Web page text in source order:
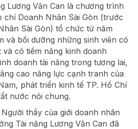
Lương Văn Can là chương trình
chí Doanh Nhân Sài Gòn (trước
Sài Gòn) tổ chức từ năm
và bồi dưỡng những sinh viên có
có tiềm năng kinh doanh
doanh tài năng trong tương lai,
cao năng lực cạnh tranh của
phát triển kinh tế TP. Hồ Chí
nước nói chung.
thầy của giới doanh nhân
Tài năng Lương Văn Can đã